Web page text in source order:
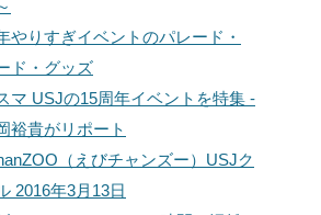
やりすぎイベントのパレード・
ド・グッズ
マ USJの15周年イベントを特集 -
裕貴がリポート
（えびチャンズー）USJク
2016年3月13日